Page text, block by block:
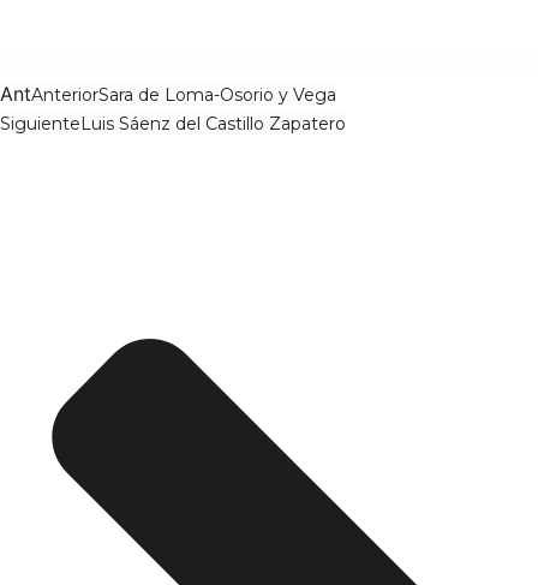
AntAnteriorSara de Loma-Osorio y Vega
SiguienteLuis Sáenz del Castillo Zapatero